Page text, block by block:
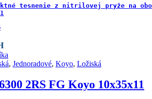
tesnenie z nitrilovej pryže na
, Jednoradové, Koyo, Ložiská
2RS FG Koyo 10x35x11